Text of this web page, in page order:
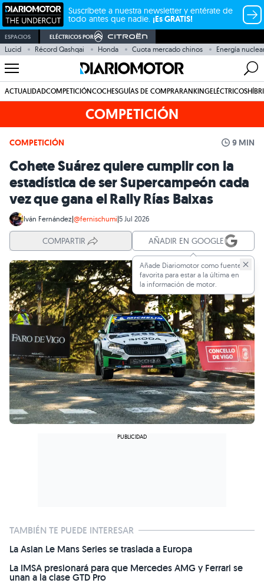
Suscríbete a nuestra newsletter y entérate de
todo antes que nadie. ¡Es GRATIS!
ESPACIOS ELÉCTRICOS POR
Lucid Récord Qashqai Honda Cuota mercado chinos Energía
ACTUALIDADCOMPETICIÓNCOCHESGUÍAS DE COMPRARANKINGELÉCTRICOS
COMPETICIÓN
COMPETICIÓN 9 MIN
Cohete Suárez quiere cumplir con la
estadística de ser Supercampeón cada
vez que gana el Rally Rías Baixas
Iván Fernández|@fernischumi|5 Jul 2026
COMPARTIR AÑADIR EN GOOGLE
Añade Diariomotor como fuente
favorita para estar a la última en
la información de motor.
TAMBIÉN TE PUEDE INTERESAR
La Asian Le Mans Series se traslada a Europa
La IMSA presionará para que Mercedes AMG y Ferrari se
unan a la clase GTD Pro